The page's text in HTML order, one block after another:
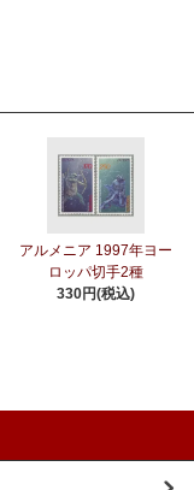
アルメニア 1997年ヨー
ロッパ切手2種
330円(税込)